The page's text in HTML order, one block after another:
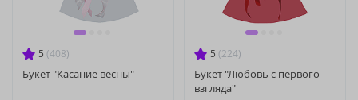
5 (408)
Букет "Касание весны"
5 (224)
Букет "Любовь с первого
взгляда"